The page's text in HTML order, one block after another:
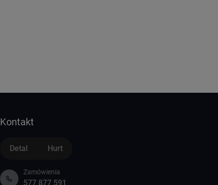
Kontakt
Detal Hurt
Zamówienia
577 877 591